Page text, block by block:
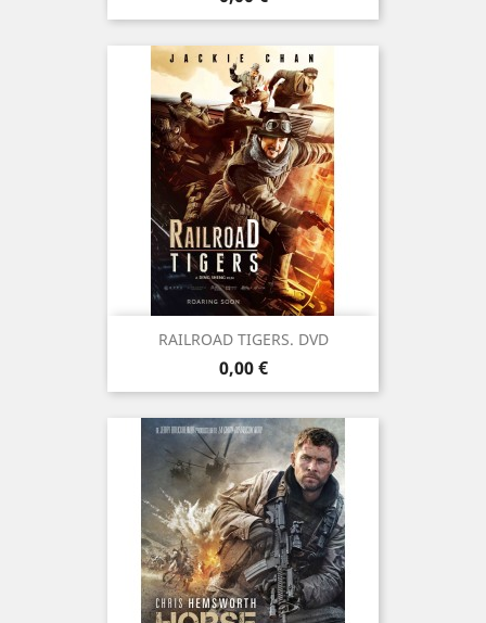
RAILROAD TIGERS. DVD
Prix
0,00 €